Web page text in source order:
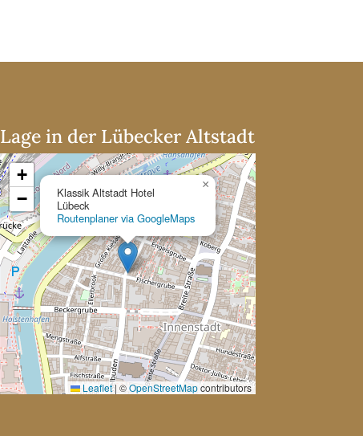
Lage in der Lübecker Altstadt
Klassik Altstadt Hotel
Lübeck
Routenplaner via GoogleMaps
×
+
−
Leaflet| ©OpenStreetMapcontributors